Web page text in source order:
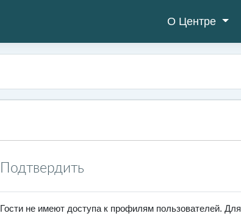
О Центре
Подтвердить
Гости не имеют доступа к профилям пользователей. Для